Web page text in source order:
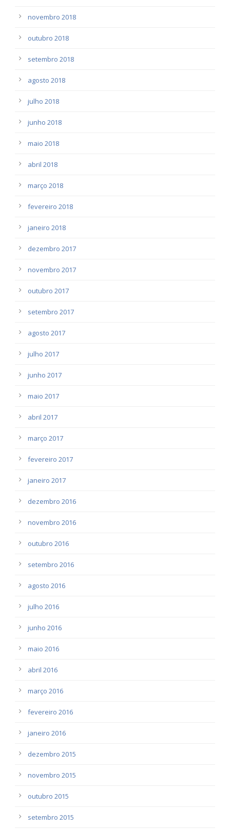
novembro 2018
outubro 2018
setembro 2018
agosto 2018
julho 2018
junho 2018
maio 2018
abril 2018
março 2018
fevereiro 2018
janeiro 2018
dezembro 2017
novembro 2017
outubro 2017
setembro 2017
agosto 2017
julho 2017
junho 2017
maio 2017
abril 2017
março 2017
fevereiro 2017
janeiro 2017
dezembro 2016
novembro 2016
outubro 2016
setembro 2016
agosto 2016
julho 2016
junho 2016
maio 2016
abril 2016
março 2016
fevereiro 2016
janeiro 2016
dezembro 2015
novembro 2015
outubro 2015
setembro 2015